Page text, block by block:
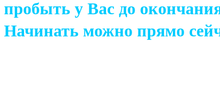
пробыть у Вас до
Начинать можно прямо